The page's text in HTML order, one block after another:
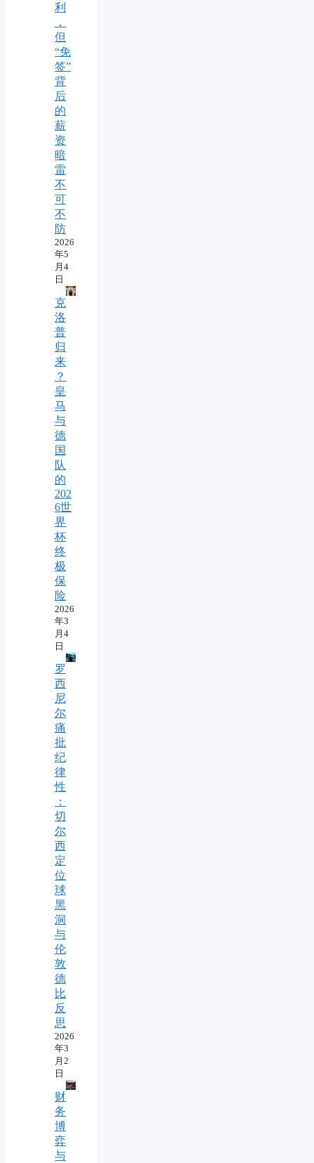
利
，
但
“免
签”
背
后
的
薪
资
暗
雷
不
可
不
防
2026
年5
月4
日
克
洛
普
归
来
？
皇
马
与
德
国
队
的
202
6世
界
杯
终
极
保
险
2026
年3
月4
日
罗
西
尼
尔
痛
批
纪
律
性
：
切
尔
西
定
位
球
黑
洞
与
伦
敦
德
比
反
思
2026
年3
月2
日
财
务
博
弈
与